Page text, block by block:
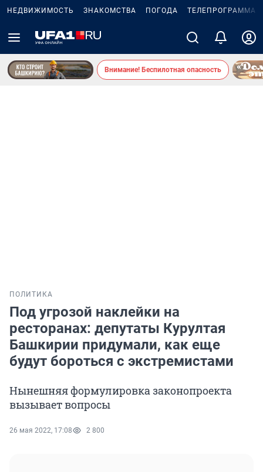
НЕДВИЖИМОСТЬ ЗНАКОМСТВА ПОГОДА ТЕЛЕПРОГРАММА
Внимание! Беспилотная опасность
ПОЛИТИКА
Под угрозой наклейки на
ресторанах: депутаты Курултая
Башкирии придумали, как еще
будут бороться с экстремистами
Нынешняя формулировка законопроекта
вызывает вопросы
26 мая 2022, 17:08 2 800